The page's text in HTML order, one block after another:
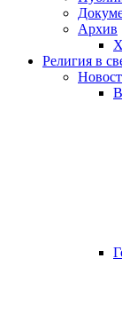
Архив
Религия в